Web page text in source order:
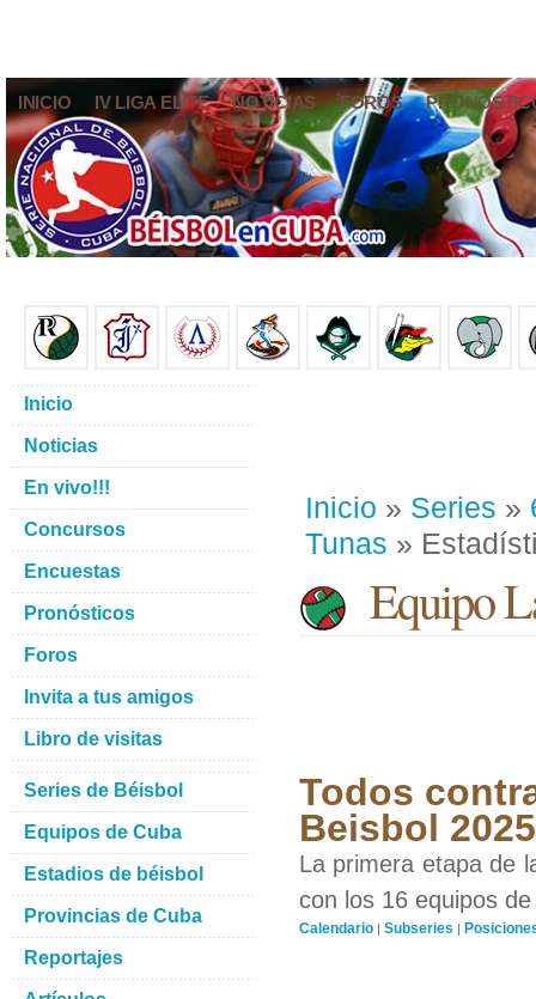
INICIO IV LIGA ELITE NOTICIAS FOROS
Inicio » Series »
Tunas »
Equipo
Todos
Beisbol
La primera etapa de
con los 16 equipos
Calendario | Subseries |
Inicio
Noticias
En vivo!!!
Concursos
Encuestas
Pronósticos
Foros
Invita a tus amigos
Libro de visitas
Series de Béisbol
Equipos de Cuba
Estadios de béisbol
Provincias de Cuba
Reportajes